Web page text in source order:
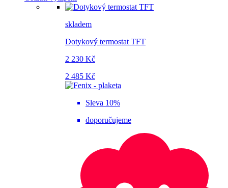
skladem
Dotykový termostat TFT
2 230 Kč
2 485 Kč
Sleva 10%
doporučujeme